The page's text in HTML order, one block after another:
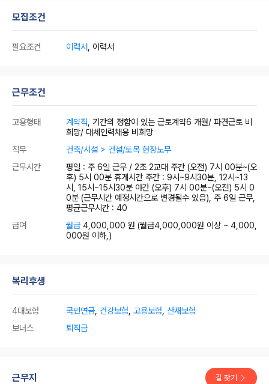
모집조건
필요조건 이력서 , 이력서
근무조건
고용형태 계약직 , 기간의 정함이 있는 근로계약6 개월/ 파견근로 비
희망/ 대체인력채용 비희망
직무
건축/시설 > 건설/토목 현장노무
근무시간
평일 : 주 6일 근무 / 2조 2교대 주간 (오전) 7시 00분~(오
후) 5시 00분 휴게시간 주간 : 9시~9시30분, 12시~13
시, 15시~15시30분 야간 (오후) 7시 00분~(오전) 5시 0
0분 (근무시간 예정시간으로 변경될수 있음), 주 6일 근무,
평균근무시간 : 40
급여
월급 4,000,000 원 (월급4,000,000원 이상 ~ 4,000,
000원 이하,)
복리후생
4대보험 국민연금 건강보험 고용보험 산재보험
보너스
퇴직금
근무지 길 찾기